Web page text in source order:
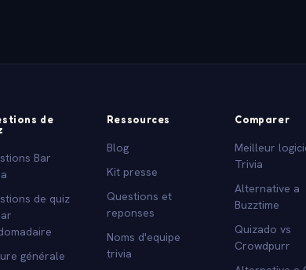
de
Bar
de quiz
générale
Ressources
Blog
Kit presse
Questions et
reponses
Noms d'equipe
trivia
Comparer
Meilleur
Trivia
Alternative a
Buzztime
Quizado vs
Crowdpurr